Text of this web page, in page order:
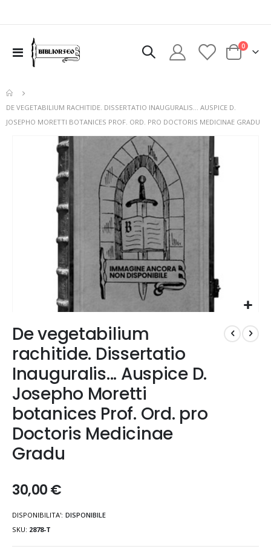
Toggle
Nav
Cart
0elementi
DE VEGETABILIUM RACHITIDE. DISSERTATIO INAUGURALIS... AUSPICE D.
JOSEPHO MORETTI BOTANICES PROF. ORD. PRO DOCTORIS MEDICINAE GRADU
all'inizio
della
galleria
di
immagini
De vegetabilium
rachitide. Dissertatio
Inauguralis... Auspice D.
Josepho Moretti
botanices Prof. Ord. pro
Doctoris Medicinae
Gradu
30,00 €
DISPONIBILITA': DISPONIBILE
SKU 2878-T